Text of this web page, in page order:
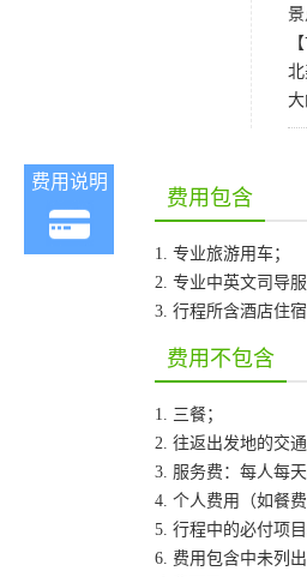
景
费用说明
费用包含
1. 专业旅游用车；
2. 专业中英文司导服
3. 行程所含酒店住宿
费用不包含
1. 三餐；
2. 往返出发地的交通
3. 服务费：每人每
4. 个人费用（如餐
5. 行程中的必付项目
6. 费用包含中未列出